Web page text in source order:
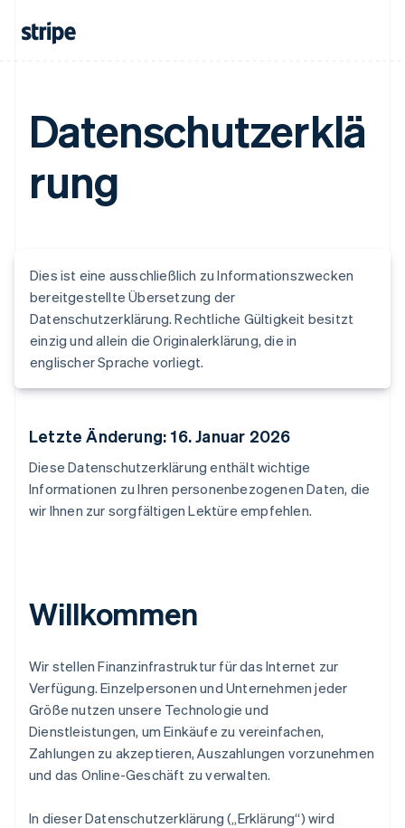
Datenschutzerklä
rung
Dies ist eine ausschließlich zu Informationszwecken
bereitgestellte Übersetzung der
Datenschutzerklärung. Rechtliche Gültigkeit besitzt
einzig und allein die Originalerklärung, die in
englischer Sprache vorliegt.
Letzte Änderung: 16. Januar 2026
Diese Datenschutzerklärung enthält wichtige
Informationen zu Ihren personenbezogenen Daten, die
wir Ihnen zur sorgfältigen Lektüre empfehlen.
Willkommen
Wir stellen Finanzinfrastruktur für das Internet zur
Verfügung. Einzelpersonen und Unternehmen jeder
Größe nutzen unsere Technologie und
Dienstleistungen, um Einkäufe zu vereinfachen,
Zahlungen zu akzeptieren, Auszahlungen vorzunehmen
und das Online-Geschäft zu verwalten.
In dieser Datenschutzerklärung („Erklärung“) wird